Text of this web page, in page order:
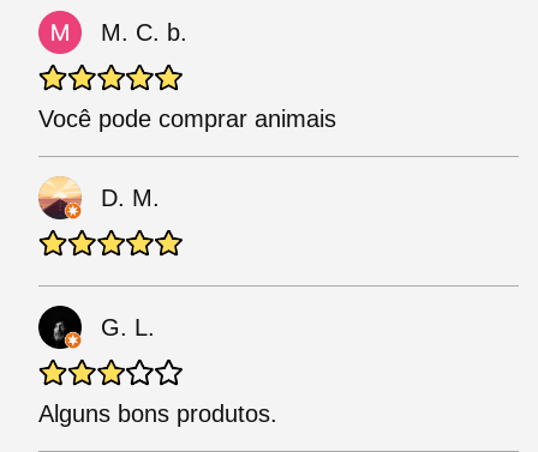
M. C. b.
Você pode comprar animais
D. M.
G. L.
Alguns bons produtos.